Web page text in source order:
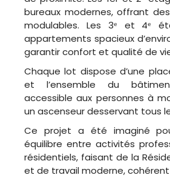
bureaux modernes, offrant
modulables. Les 3ᵉ et 4ᵉ
appartements spacieux
garantir confort et qualité de
Chaque lot dispose d’une
et l’ensemble du
accessible aux personnes à
un ascenseur desservant tous
Ce projet a été imaginé
équilibre entre activités
résidentiels, faisant de la
et de travail moderne,